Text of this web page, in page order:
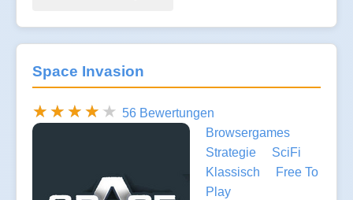
Space Invasion
56 Bewertungen
Browsergames
Strategie
SciFi
Klassisch
Free To
Play